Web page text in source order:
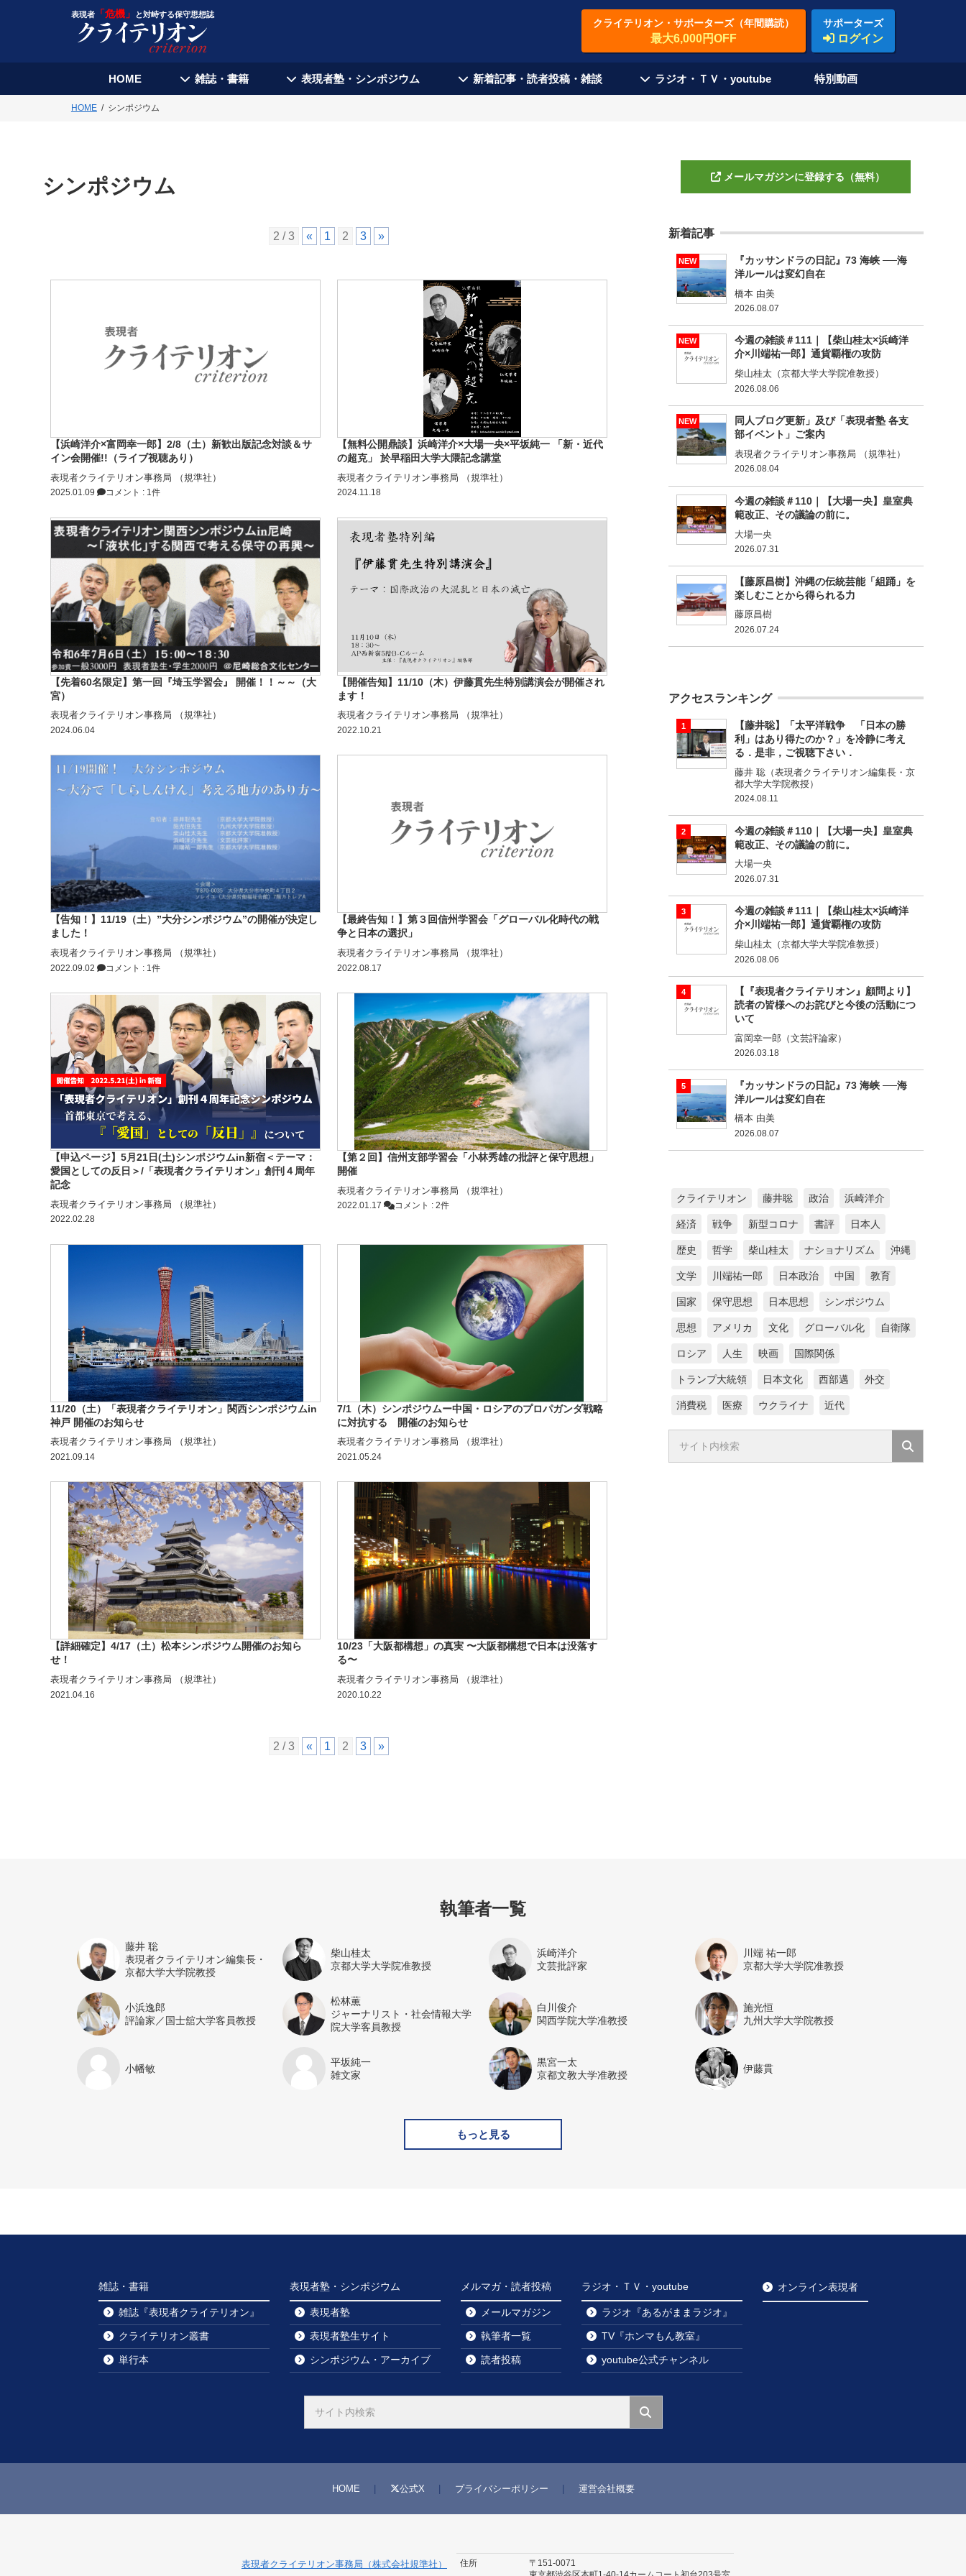
表現者「危機」 と対峙する保守思想誌
クライテリオン・サポーターズ（年間購読）
最大6,000円OFF
サポーターズ
ログイン
HOME 雑誌・書籍 表現者塾・シンポジウム 新着記事・読者投稿・雑談 ラジオ・ＴＶ・youtube 特別動画
HOME シンポジウム
シンポジウム
2 / 3 « 1 2 3 »
【浜崎洋介×富岡幸一郎】2/8（土）新歓出版記念対談＆サ
イン会開催!!（ライブ視聴あり）
表現者クライテリオン事務局 （規準社）
2025.01.09 コメント : 1件
【無料公開鼎談】浜崎洋介×大場一央×平坂純一 「新・近代
の超克」 於早稲田大学大隈記念講堂
表現者クライテリオン事務局 （規準社）
2024.11.18
【先着60名限定】第一回『埼玉学習会』 開催！！～～（大
宮）
表現者クライテリオン事務局 （規準社）
2024.06.04
【開催告知】11/10（木）伊藤貫先生特別講演会が開催され
ます！
表現者クライテリオン事務局 （規準社）
2022.10.21
【告知！】11/19（土）”大分シンポジウム”の開催が決定し
ました！
表現者クライテリオン事務局 （規準社）
2022.09.02 コメント : 1件
【最終告知！】第３回信州学習会「グローバル化時代の戦
争と日本の選択」
表現者クライテリオン事務局 （規準社）
2022.08.17
【申込ページ】5月21日(土)シンポジウムin新宿＜テーマ：
愛国としての反日＞/「表現者クライテリオン」創刊４周年
記念
表現者クライテリオン事務局 （規準社）
2022.02.28
【第２回】信州支部学習会「小林秀雄の批評と保守思想」
開催
表現者クライテリオン事務局 （規準社）
2022.01.17 コメント : 2件
11/20（土）「表現者クライテリオン」関西シンポジウムin
神戸 開催のお知らせ
表現者クライテリオン事務局 （規準社）
2021.09.14
7/1（木）シンポジウムー中国・ロシアのプロパガンダ戦略
に対抗する 開催のお知らせ
表現者クライテリオン事務局 （規準社）
2021.05.24
【詳細確定】4/17（土）松本シンポジウム開催のお知ら
せ！
表現者クライテリオン事務局 （規準社）
2021.04.16
10/23「大阪都構想」の真実 〜大阪都構想で日本は没落す
る〜
表現者クライテリオン事務局 （規準社）
2020.10.22
2 / 3 « 1 2 3 »
メールマガジンに登録する（無料）
新着記事
NEW
『カッサンドラの日記』73 海峡 ──海
洋ルールは変幻自在
橋本 由美
2026.08.07
NEW
今週の雑談＃111｜【柴山桂太×浜崎洋
介×川端祐一郎】通貨覇権の攻防
柴山桂太（京都大学大学院准教授）
2026.08.06
NEW
同人ブログ更新」及び「表現者塾 各支
部イベント」ご案内
表現者クライテリオン事務局 （規準社）
2026.08.04
今週の雑談＃110｜【大場一央】皇室典
範改正、その議論の前に。
大場一央
2026.07.31
【藤原昌樹】沖縄の伝統芸能「組踊」を
楽しむことから得られる力
藤原昌樹
2026.07.24
アクセスランキング
【藤井聡】「太平洋戦争 「日本の勝
利」はあり得たのか？」を冷静に考え
る．是非，ご視聴下さい．
藤井 聡（表現者クライテリオン編集長・京
都大学大学院教授）
2024.08.11
今週の雑談＃110｜【大場一央】皇室典
範改正、その議論の前に。
大場一央
2026.07.31
今週の雑談＃111｜【柴山桂太×浜崎洋
介×川端祐一郎】通貨覇権の攻防
柴山桂太（京都大学大学院准教授）
2026.08.06
【『表現者クライテリオン』顧問より】
読者の皆様へのお詫びと今後の活動につ
いて
富岡幸一郎（文芸評論家）
2026.03.18
『カッサンドラの日記』73 海峡 ──海
洋ルールは変幻自在
橋本 由美
2026.08.07
クライテリオン 藤井聡 政治 浜崎洋介
経済 戦争 新型コロナ 書評 日本人
歴史 哲学 柴山桂太 ナショナリズム 沖縄
文学 川端祐一郎 日本政治 中国 教育
国家 保守思想 日本思想 シンポジウム
思想 アメリカ 文化 グローバル化 自衛隊
ロシア 人生 映画 国際関係
トランプ大統領 日本文化 西部邁 外交
消費税 医療 ウクライナ 近代
執筆者一覧
藤井 聡
表現者クライテリオン編集長・
京都大学大学院教授
柴山桂太
京都大学大学院准教授
浜崎洋介
文芸批評家
川端 祐一郎
京都大学大学院准教授
小浜逸郎
評論家／国士舘大学客員教授
松林薫
ジャーナリスト・社会情報大学
院大学客員教授
白川俊介
関西学院大学准教授
施光恒
九州大学大学院教授
小幡敏
平坂純一
雑文家
黒宮一太
京都文教大学准教授
伊藤貫
もっと見る
雑誌・書籍
雑誌『表現者クライテリオン』
クライテリオン叢書
単行本
表現者塾・シンポジウム
表現者塾
表現者塾生サイト
シンポジウム・アーカイブ
メルマガ・読者投稿
メールマガジン
執筆者一覧
読者投稿
ラジオ・ＴＶ・youtube
ラジオ『あるがままラジオ』
TV『ホンマもん教室』
youtube公式チャンネル
オンライン表現者
HOME 公式X プライバシーポリシー 運営会社概要
表現者クライテリオン事務局（株式会社規準社） 住所
〒151-0071